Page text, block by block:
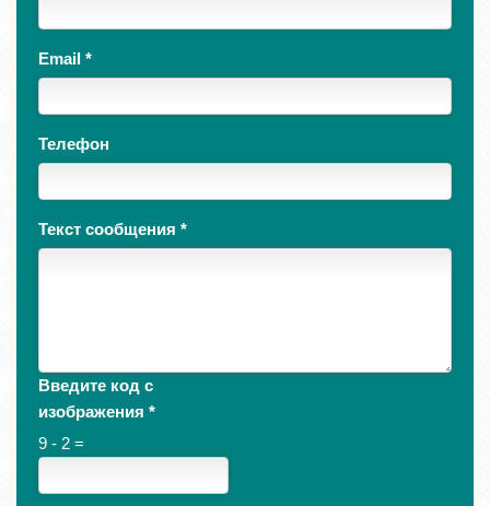
Email *
Телефон
Текст сообщения *
Введите код с
изображения *
9 - 2 =